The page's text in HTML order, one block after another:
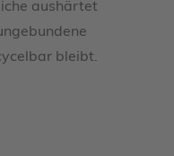
aushärtet
bleibt.